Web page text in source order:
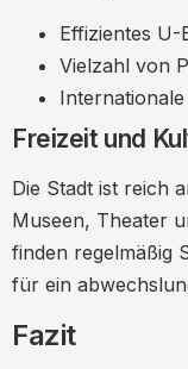
Effizientes
Vielzahl von
Freizeit und
Die Stadt ist reich
Museen, Theater
finden regelmäßig
für ein
Fazit